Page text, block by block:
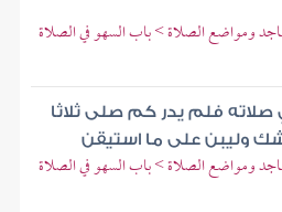
ومواضع الصلاة > باب السهو في الصلاة
فلم يدر كم صلى ثلاثا
وليبن على ما استيقن
ومواضع الصلاة > باب السهو في الصلاة